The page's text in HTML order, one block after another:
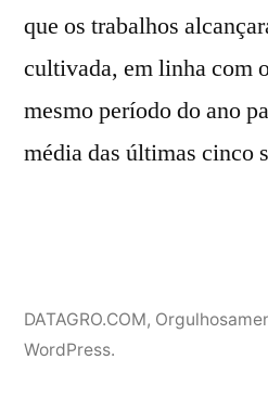
que os trabalhos
cultivada, em linha com
mesmo período do ano
média das últimas cinco
DATAGRO.COM,
WordPress.